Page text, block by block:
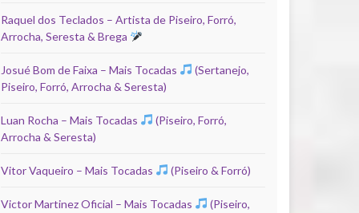
Raquel dos Teclados – Artista de Piseiro, Forró,
Arrocha, Seresta & Brega
Josué Bom de Faixa – Mais Tocadas
(Sertanejo,
Piseiro, Forró, Arrocha & Seresta)
Luan Rocha – Mais Tocadas
(Piseiro, Forró,
Arrocha & Seresta)
Vitor Vaqueiro – Mais Tocadas (Piseiro & Forró)
Victor Martinez Oficial – Mais Tocadas
(Piseiro,